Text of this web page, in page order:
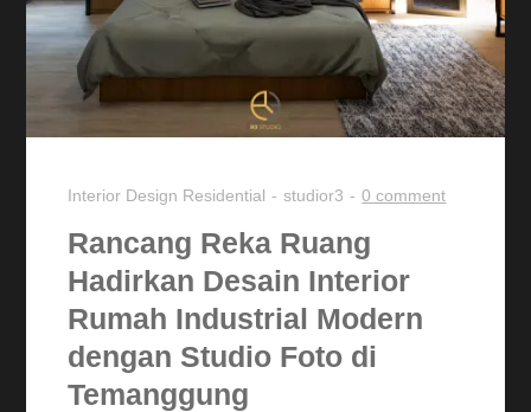
Interior Design Residential studior3 0 comment
Rancang Reka Ruang
Hadirkan Desain Interior
Rumah Industrial Modern
dengan Studio Foto di
Temanggung